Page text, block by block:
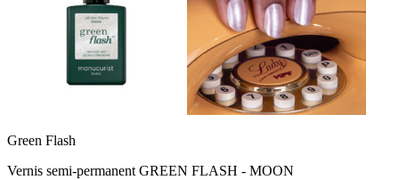
Green Flash
Vernis semi-permanent GREEN FLASH - MOON